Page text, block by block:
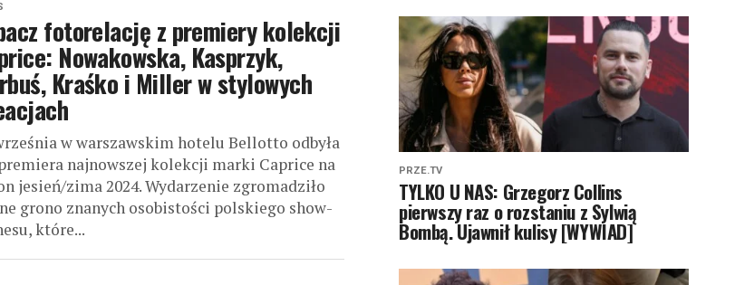
fotorelację z premiery kolekcji
Nowakowska, Kasprzyk,
Kraśko i Miller w stylowych
w warszawskim hotelu Bellotto odbyła
najnowszej kolekcji marki Caprice na
jesień/zima 2024. Wydarzenie zgromadziło
grono znanych osobistości polskiego show-
które...
PRZE.TV
TYLKO U NAS: Grzegorz Collins
pierwszy raz o rozstaniu z Sylwią
Bombą. Ujawnił kulisy [WYWIAD]